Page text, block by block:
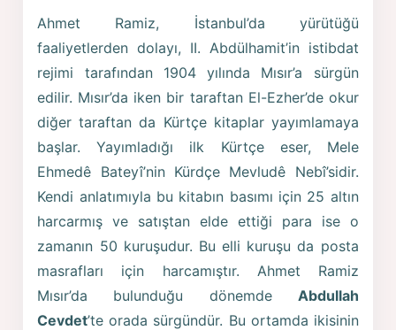
Ahmet Ramiz, İstanbul’da yürütüğü
faaliyetlerden dolayı, II. Abdülhamit’in istibdat
rejimi tarafından 1904 yılında Mısır’a sürgün
edilir. Mısır’da iken bir taraftan El-Ezher’de okur
diğer taraftan da Kürtçe kitaplar yayımlamaya
başlar. Yayımladığı ilk Kürtçe eser, Mele
Ehmedê Bateyî’nin Kürdçe Mevludê Nebî’sidir.
Kendi anlatımıyla bu kitabın basımı için 25 altın
harcarmış ve satıştan elde ettiği para ise o
zamanın 50 kuruşudur. Bu elli kuruşu da posta
masrafları için harcamıştır. Ahmet Ramiz
Mısır’da bulunduğu dönemde Abdullah
Cevdet’te orada sürgündür. Bu ortamda ikisinin